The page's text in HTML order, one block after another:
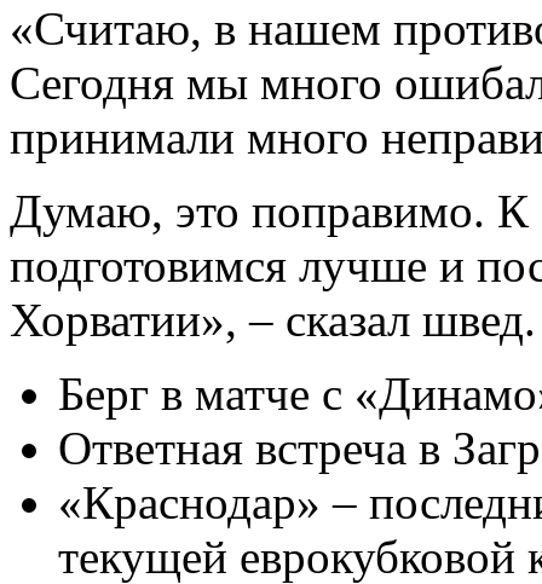
«Считаю, в нашем
Сегодня мы много
принимали много
Думаю, это поправимо. К
подготовимся лучше и
Хорватии», – сказал швед.
Берг в матче с
Ответная встреча в
«Краснодар» –
текущей еврокубковой